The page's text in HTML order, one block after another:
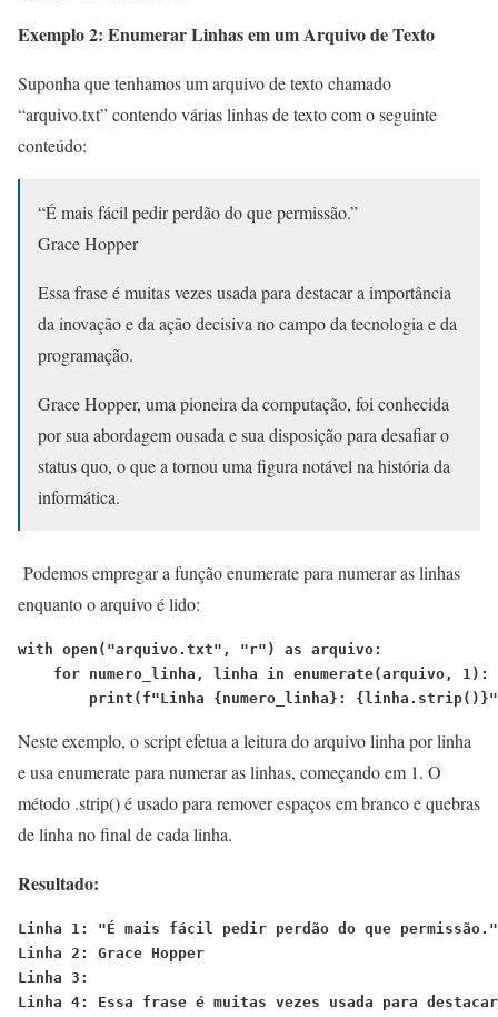
Exemplo 2: Enumerar Linhas em um Arquivo de Texto
Suponha que tenhamos um arquivo de texto chamado
“arquivo.txt” contendo várias linhas de texto com o seguinte
conteúdo:
“É mais fácil pedir perdão do que permissão.”
Grace Hopper
Essa frase é muitas vezes usada para destacar a importância
da inovação e da ação decisiva no campo da tecnologia e da
programação.
Grace Hopper, uma pioneira da computação, foi conhecida
por sua abordagem ousada e sua disposição para desafiar o
status quo, o que a tornou uma figura notável na história da
informática.
Podemos empregar a função enumerate para numerar as linhas
enquanto o arquivo é lido:
with open("arquivo.txt", "r") as arquivo:
    for numero_linha, linha in enumerate(arquivo, 1):
print(f"Linha {numero_linha}:
Neste exemplo, o script efetua a leitura do arquivo linha por linha
e usa enumerate para numerar as linhas, começando em 1. O
método .strip() é usado para remover espaços em branco e quebras
de linha no final de cada linha.
Resultado:
Linha 1: "É mais fácil pedir perdão do que permissão."
Linha 2: Grace Hopper
Linha 3:
Linha 4: Essa frase é muitas vezes usada para